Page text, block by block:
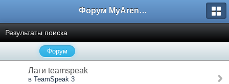
Форум MyArena.ru
Результаты поиска
Форум
Лаги teamspeak
в TeamSpeak 3